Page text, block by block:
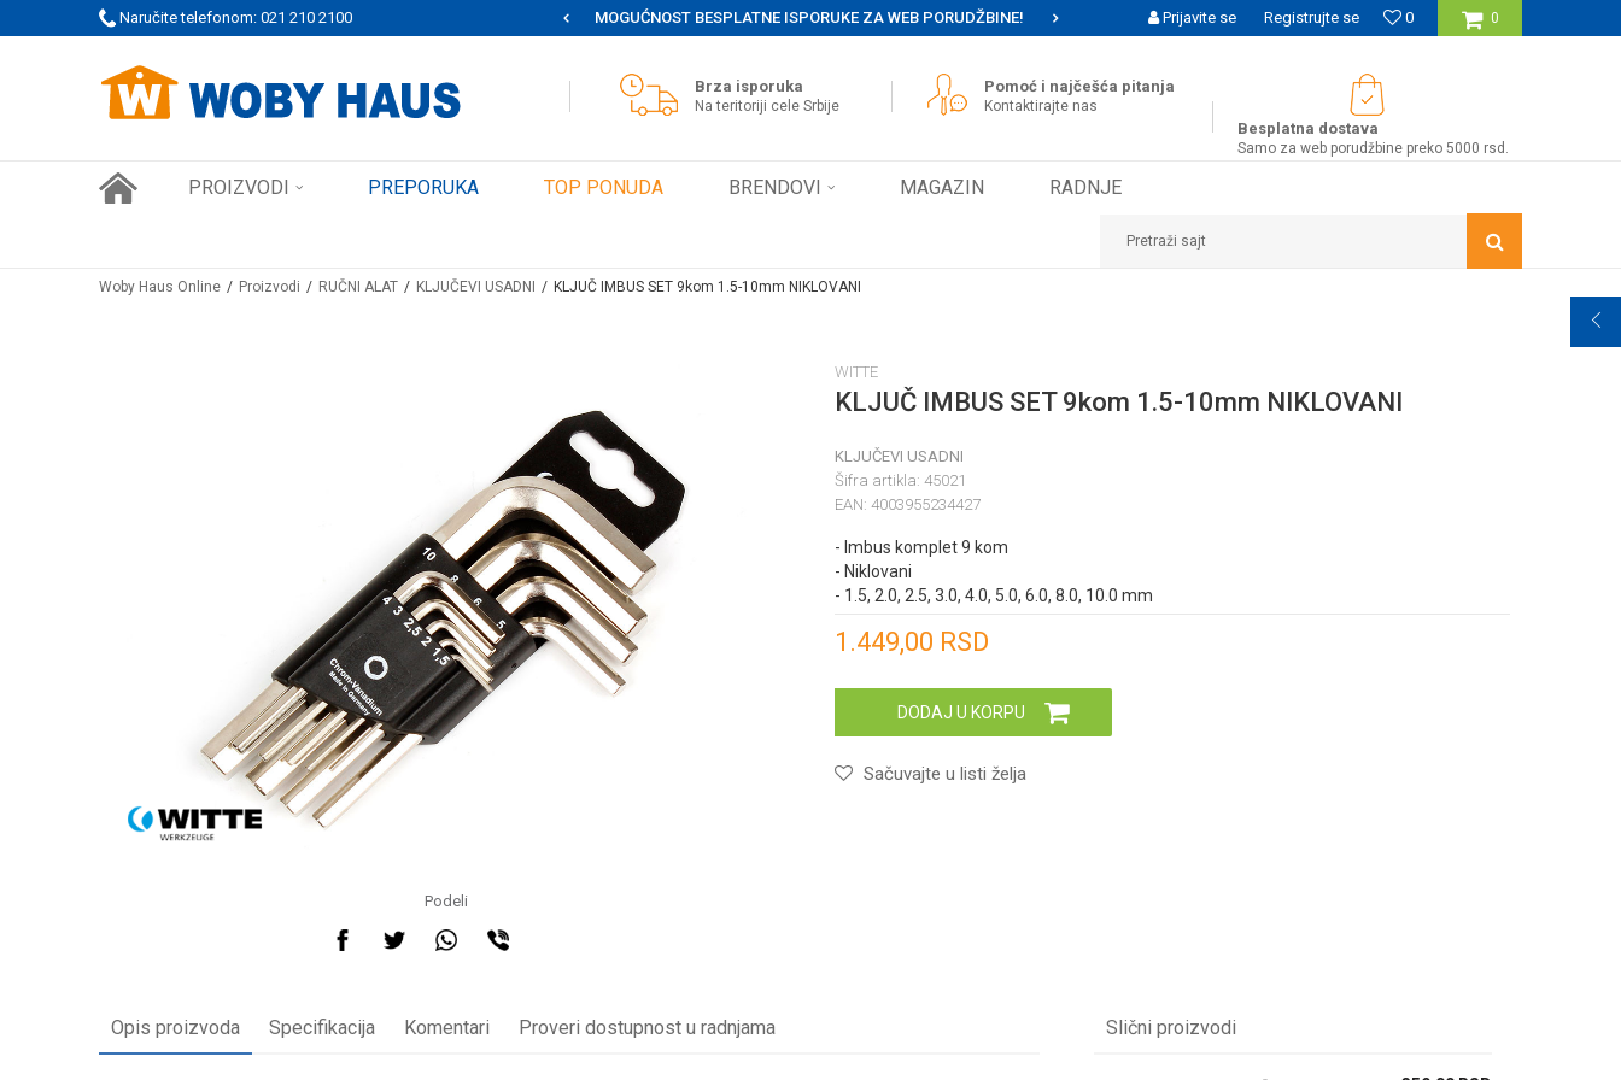
Naručite telefonom: 021 210 2100
WOBY KARTICA NAGRAĐUJE SVAKU KUPOVINU! MOGUĆNOST BESPLATNE ISPORUKE ZA WEB PORUDŽBINE! SIGURNO PLAĆANJE PLATNIM KARTICAMA 0
0
Prijavite se Registrujte se
Brza isporuka
Na teritoriji cele Srbije
Pomoć i najčešća pitanja
Kontaktirajte nas
Besplatna dostava
Samo za web porudžbine preko 5000 rsd.
PROIZVODI PREPORUKA TOP PONUDA BRENDOVI MAGAZIN RADNJE
Pretraži sajt
Woby Haus Online Proizvodi RUČNI ALAT KLJUČEVI USADNI KLJUČ IMBUS SET 9kom 1.5-10mm NIKLOVANI
Podeli
WITTE
KLJUČ IMBUS SET 9kom 1.5-10mm NIKLOVANI
KLJUČEVI USADNI
Šifra artikla: 45021
EAN: 4003955234427
- Imbus komplet 9 kom
- Niklovani
- 1.5, 2.0, 2.5, 3.0, 4.0, 5.0, 6.0, 8.0, 10.0 mm
1.449,00 RSD
DODAJ U KORPU
Sačuvajte u listi želja
Opis proizvoda Specifikacija Komentari Proveri dostupnost u radnjama Slični proizvodi